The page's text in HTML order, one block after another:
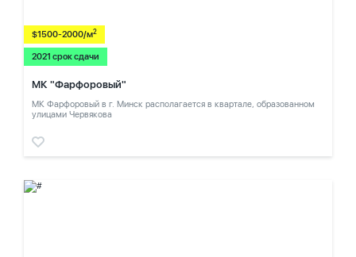
$1500-2000/м2
2021 срок сдачи
МК "Фарфоровый"
МК Фарфоровый в г. Минск располагается в квартале, образованном
улицами Червякова